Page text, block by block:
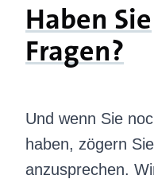
Haben Sie
Fragen?
Und wenn Sie
haben, zögern
anzusprechen.